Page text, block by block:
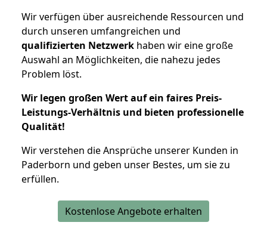
Wir verfügen über ausreichende Ressourcen und
durch unseren umfangreichen und
qualifizierten Netzwerk haben wir eine große
Auswahl an Möglichkeiten, die nahezu jedes
Problem löst.
Wir legen großen Wert auf ein faires Preis-
Leistungs-Verhältnis und bieten professionelle
Qualität!
Wir verstehen die Ansprüche unserer Kunden in
Paderborn und geben unser Bestes, um sie zu
erfüllen.
Kostenlose Angebote erhalten